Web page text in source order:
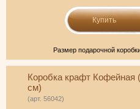
Размер подарочной
Коробка крафт Кофейная
см)
(арт. 56042)